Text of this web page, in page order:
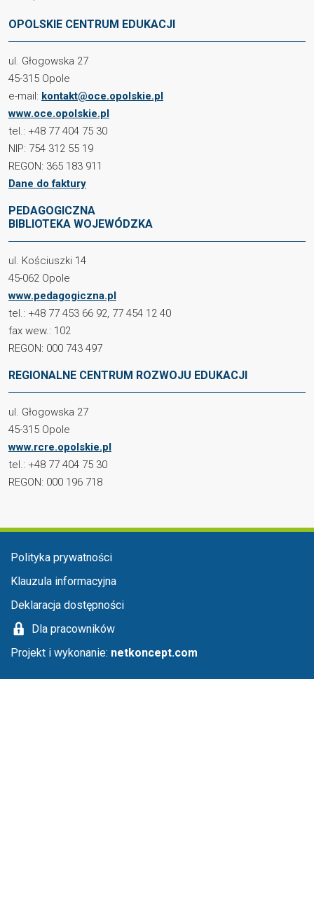
OPOLSKIE CENTRUM EDUKACJI
ul. Głogowska 27
45-315 Opole
e-mail: kontakt@oce.opolskie.pl
www.oce.opolskie.pl
tel.: +48 77 404 75 30
NIP: 754 312 55 19
REGON: 365 183 911
Dane do faktury
PEDAGOGICZNA
BIBLIOTEKA WOJEWÓDZKA
ul. Kościuszki 14
45-062 Opole
www.pedagogiczna.pl
tel.: +48 77 453 66 92, 77 454 12 40
fax wew.: 102
REGON: 000 743 497
REGIONALNE CENTRUM ROZWOJU EDUKACJI
ul. Głogowska 27
45-315 Opole
www.rcre.opolskie.pl
tel.: +48 77 404 75 30
REGON: 000 196 718
Menu stopka
Polityka prywatności
Klauzula informacyjna
Deklaracja dostępności
Dla pracowników
Projekt i wykonanie: netkoncept.com